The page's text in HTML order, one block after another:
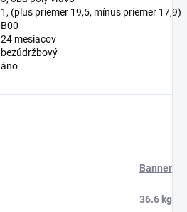
1, (plus priemer 19,5, mínus priemer 17,9)
B00
24 mesiacov
bezúdržbový
áno
Banner
36.6 kg